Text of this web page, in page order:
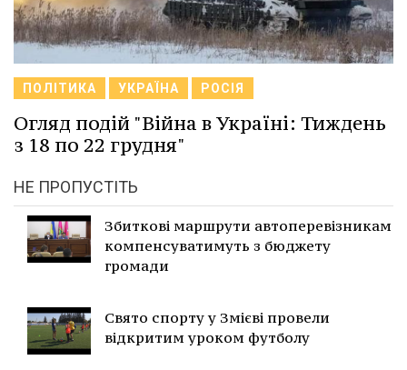
ПОЛІТИКА УКРАЇНА РОСІЯ
Огляд подій "Війна в Україні: Тиждень
з 18 по 22 грудня"
НЕ ПРОПУСТІТЬ
Збиткові маршрути автоперевізникам
компенсуватимуть з бюджету
громади
Свято спорту у Змієві провели
відкритим уроком футболу